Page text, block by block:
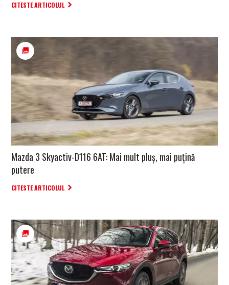
CITESTE ARTICOLUL
Mazda 3 Skyactiv-D116 6AT: Mai mult pluș, mai puțină
putere
CITESTE ARTICOLUL